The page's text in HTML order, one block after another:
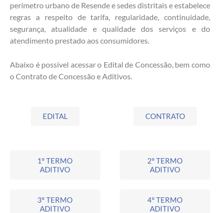
perímetro urbano de Resende e sedes distritais e estabelece
regras a respeito de tarifa, regularidade, continuidade,
segurança, atualidade e qualidade dos serviços e do
atendimento prestado aos consumidores.
Abaixo é possível acessar o Edital de Concessão, bem como
o Contrato de Concessão e Aditivos.
EDITAL CONTRATO
1º TERMO
ADITIVO
2º TERMO
ADITIVO
3º TERMO
ADITIVO
4º TERMO
ADITIVO